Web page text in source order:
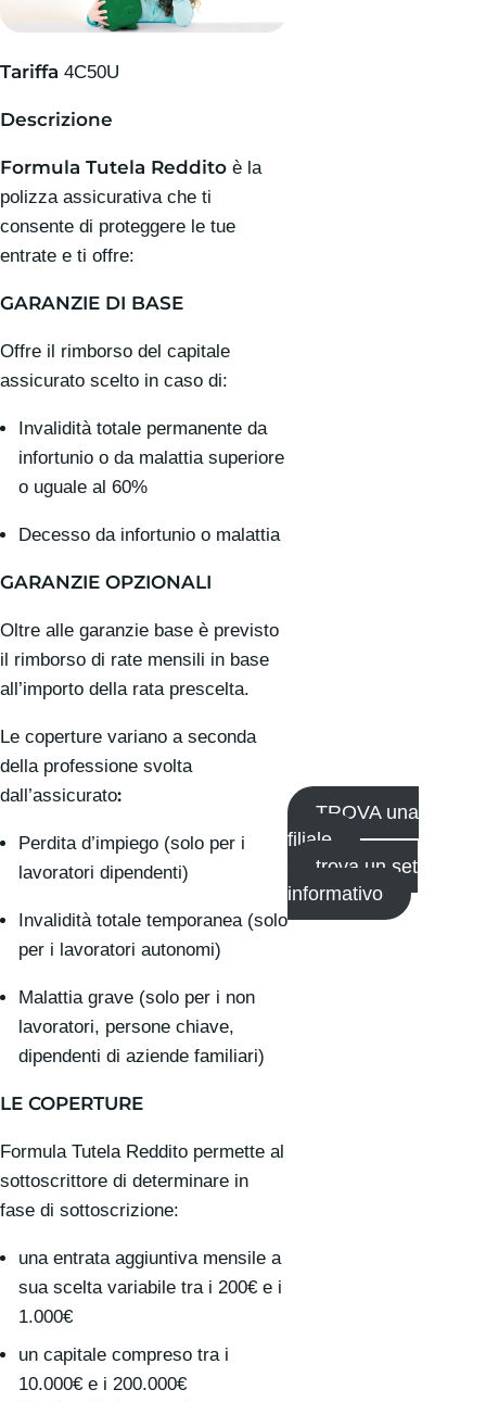
Tariffa 4C50U
Descrizione
Formula Tutela Reddito è la
polizza assicurativa che ti
consente di proteggere le tue
entrate e ti offre:
GARANZIE DI BASE
Offre il rimborso del capitale
assicurato scelto in caso di:
Invalidità totale permanente da
infortunio o da malattia superiore
o uguale al 60%
Decesso da infortunio o malattia
GARANZIE OPZIONALI
Oltre alle garanzie base è previsto
il rimborso di rate mensili in base
all’importo della rata prescelta.
Le coperture variano a seconda
della professione svolta
dall’assicurato:
Perdita d’impiego (solo per i
lavoratori dipendenti)
Invalidità totale temporanea (solo
per i lavoratori autonomi)
Malattia grave (solo per i non
lavoratori, persone chiave,
dipendenti di aziende familiari)
LE COPERTURE
Formula Tutela Reddito permette al
sottoscrittore di determinare in
fase di sottoscrizione:
una entrata aggiuntiva mensile a
sua scelta variabile tra i 200€ e i
1.000€
un capitale compreso tra i
10.000€ e i 200.000€
TROVA una
filiale
trova un set
informativo